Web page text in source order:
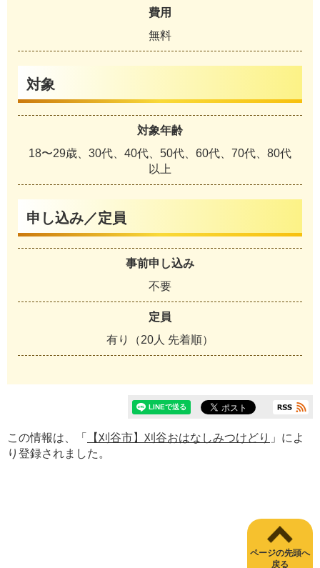
費用
無料
対象
対象年齢
18〜29歳、30代、40代、50代、60代、70代、80代
以上
申し込み／定員
事前申し込み
不要
定員
有り（20人 先着順）
この情報は、「 【刈谷市】刈谷おはなしみつけどり 」によ
り登録されました。
ページの先頭へ
戻る